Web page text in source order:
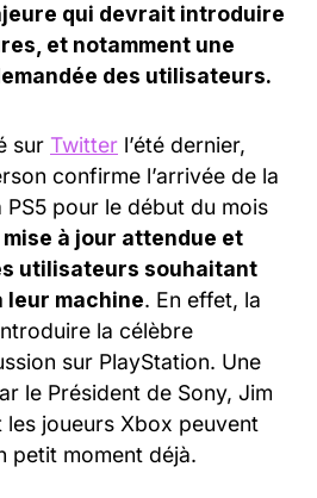
qui devrait introduire
et notamment une
des utilisateurs.
sur Twitter l’été dernier,
confirme l’arrivée de la
PS5 pour le début du mois
mise à jour attendue et
utilisateurs souhaitant
machine. En effet, la
la célèbre
sur PlayStation. Une
le Président de Sony, Jim
les joueurs Xbox peuvent
petit moment déjà.